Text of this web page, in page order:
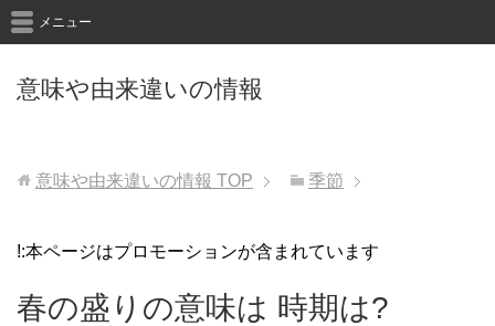
意味や由来違いの情報
メニュー
意味や由来違いの情報 TOP 季節
!:本ページはプロモーションが含まれています
春の盛りの意味は 時期は?